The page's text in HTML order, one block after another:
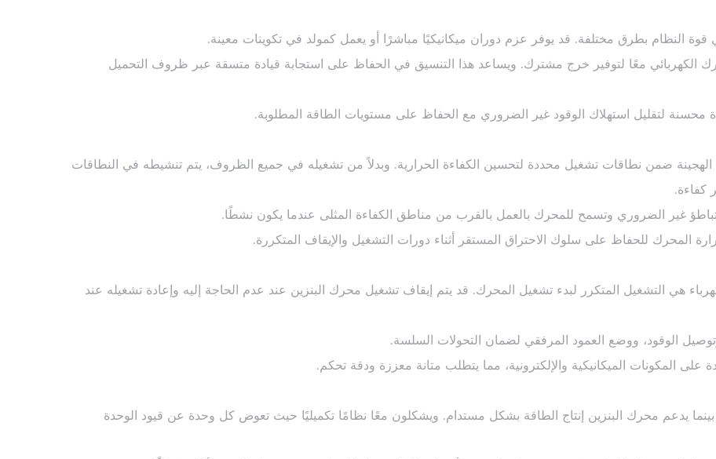
النظام بطرق مختلفة. قد يوفر عزم دوران ميكانيكيًا مباشرًا أو يعمل كمولد في تكوينات معينة.
الكهربائي معًا لتوفير خرج مشترك. ويساعد هذا التنسيق في الحفاظ على استجابة قيادة متسقة عبر ظروف التحميل
محسنة لتقليل استهلاك الوقود غير الضروري مع الحفاظ على مستويات الطاقة المطلوبة.
الهجينة ضمن نطاقات تشغيل محددة لتحسين الكفاءة الحرارية. وبدلاً من تشغيله في جميع الظروف، يتم تنشيطه في النطاقات
كفاءة.
غير الضروري وتسمح للمحرك بالعمل بالقرب من مناطق الكفاءة المثلى عندما يكون نشطًا.
المحرك للحفاظ على سلوك الاحتراق المستقر أثناء دورات التشغيل والإيقاف المتكررة.
هي التشغيل المتكرر لبدء تشغيل المحرك. قد يتم إيقاف تشغيل محرك البنزين عند عدم الحاجة إليه وإعادة تشغيله عند
الوقود، ووضع العمود المرفقي لضمان التحولات السلسة.
المكونات الميكانيكية والإلكترونية، مما يتطلب متانة معززة ودقة تحكم.
بينما يدعم محرك البنزين إنتاج الطاقة بشكل مستدام. ويشكلون معًا نظامًا تكميليًا حيث تعوض كل وحدة عن قيود الوحدة